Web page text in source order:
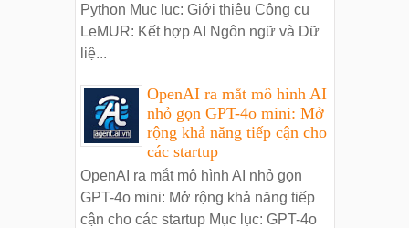
Python Mục lục: Giới thiệu Công cụ
LeMUR: Kết hợp AI Ngôn ngữ và Dữ
liệ...
OpenAI ra mắt mô hình AI
nhỏ gọn GPT-4o mini: Mở
rộng khả năng tiếp cận cho
các startup
OpenAI ra mắt mô hình AI nhỏ gọn
GPT-4o mini: Mở rộng khả năng tiếp
cận cho các startup Mục lục: GPT-4o